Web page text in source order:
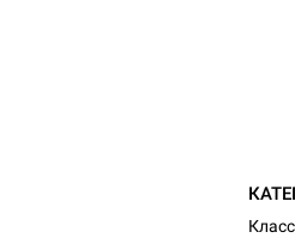
Настольная игра Hobby World
"Мир фантастики. Спецвыпуск: